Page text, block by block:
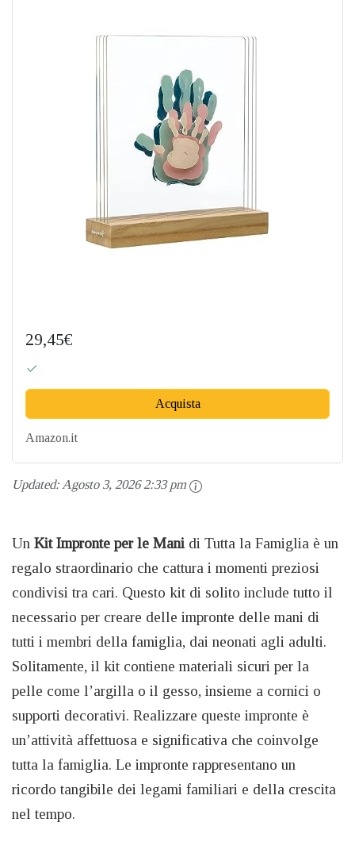
29,45€
Acquista
Amazon.it
Updated:Agosto 3, 2026 2:33 pm
Un Kit Impronte per le Mani di Tutta la Famiglia è un
regalo straordinario che cattura i momenti preziosi
condivisi tra cari. Questo kit di solito include tutto il
necessario per creare delle impronte delle mani di
tutti i membri della famiglia, dai neonati agli adulti.
Solitamente, il kit contiene materiali sicuri per la
pelle come l’argilla o il gesso, insieme a cornici o
supporti decorativi. Realizzare queste impronte è
un’attività affettuosa e significativa che coinvolge
tutta la famiglia. Le impronte rappresentano un
ricordo tangibile dei legami familiari e della crescita
nel tempo.